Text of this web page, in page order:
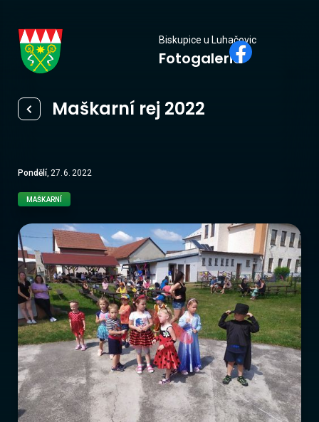
Biskupice u Luhačovic
Fotogalerie
Maškarní rej 2022
Pondělí, 27.6. 2022
MAŠKARNÍ